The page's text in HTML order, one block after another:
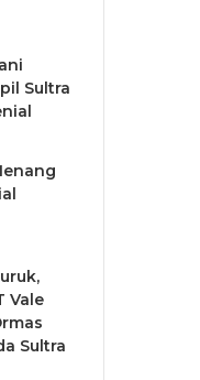
Sultra
Vale
Sultra